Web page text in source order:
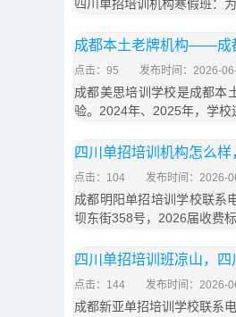
四川单招培训机构寒假班：
成都本土老牌机构——成
点击：95 发布时间：2026-
成都美思培训学校是成都本
验。2024年、2025年，学
四川单招培训机构怎么
点击：104 发布时间：2026-
成都明阳单招培训学校联系
坝东街358号，2026届收费
四川单招培训班凉山，
点击：144 发布时间：2026-
成都新亚单招培训学校联系